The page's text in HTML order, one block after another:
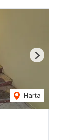
Harta
Next